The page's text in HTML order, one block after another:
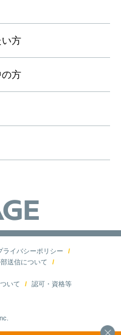
方
の方
ライバシーポリシー
送信について
いて
認可・資格等